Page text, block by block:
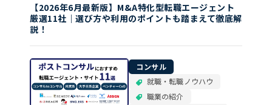
【2026年6月最新版】M&A特化型転職エージェント
厳選11社｜選び方や利用のポイントも踏まえて徹底解
説！
コンサル
就職・転職ノウハウ
職業の紹介